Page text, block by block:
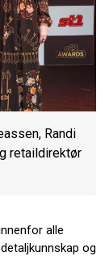
Randi
retaildirektør
alle
og